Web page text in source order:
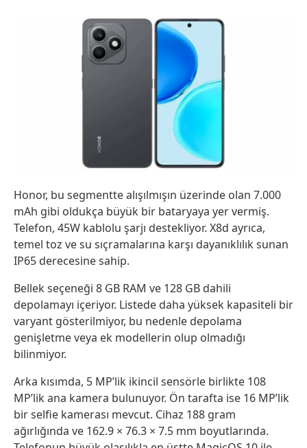
Honor, bu segmentte alışılmışın üzerinde olan 7.000
mAh gibi oldukça büyük bir bataryaya yer vermiş.
Telefon, 45W kablolu şarjı destekliyor. X8d ayrıca,
temel toz ve su sıçramalarına karşı dayanıklılık sunan
IP65 derecesine sahip.
Bellek seçeneği 8 GB RAM ve 128 GB dahili
depolamayı içeriyor. Listede daha yüksek kapasiteli bir
varyant gösterilmiyor, bu nedenle depolama
genişletme veya ek modellerin olup olmadığı
bilinmiyor.
Arka kısımda, 5 MP’lik ikincil sensörle birlikte 108
MP’lik ana kamera bulunuyor. Ön tarafta ise 16 MP’lik
bir selfie kamerası mevcut. Cihaz 188 gram
ağırlığında ve 162.9 × 76.3 × 7.5 mm boyutlarında.